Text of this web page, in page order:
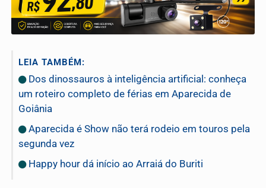
LEIA TAMBÉM:
Dos dinossauros à inteligência artificial: conheça
um roteiro completo de férias em Aparecida de
Goiânia
Aparecida é Show não terá rodeio em touros pela
segunda vez
Happy hour dá início ao Arraiá do Buriti